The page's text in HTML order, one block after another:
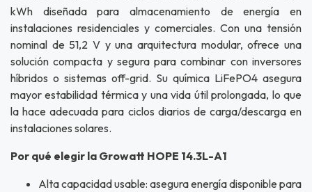
kWh diseñada para almacenamiento de energía en
instalaciones residenciales y comerciales. Con una tensión
nominal de 51,2 V y una arquitectura modular, ofrece una
solución compacta y segura para combinar con inversores
híbridos o sistemas off-grid. Su química LiFePO4 asegura
mayor estabilidad térmica y una vida útil prolongada, lo que
la hace adecuada para ciclos diarios de carga/descarga en
instalaciones solares.
Por qué elegir la Growatt HOPE 14.3L-A1
Alta capacidad usable: asegura energía disponible para